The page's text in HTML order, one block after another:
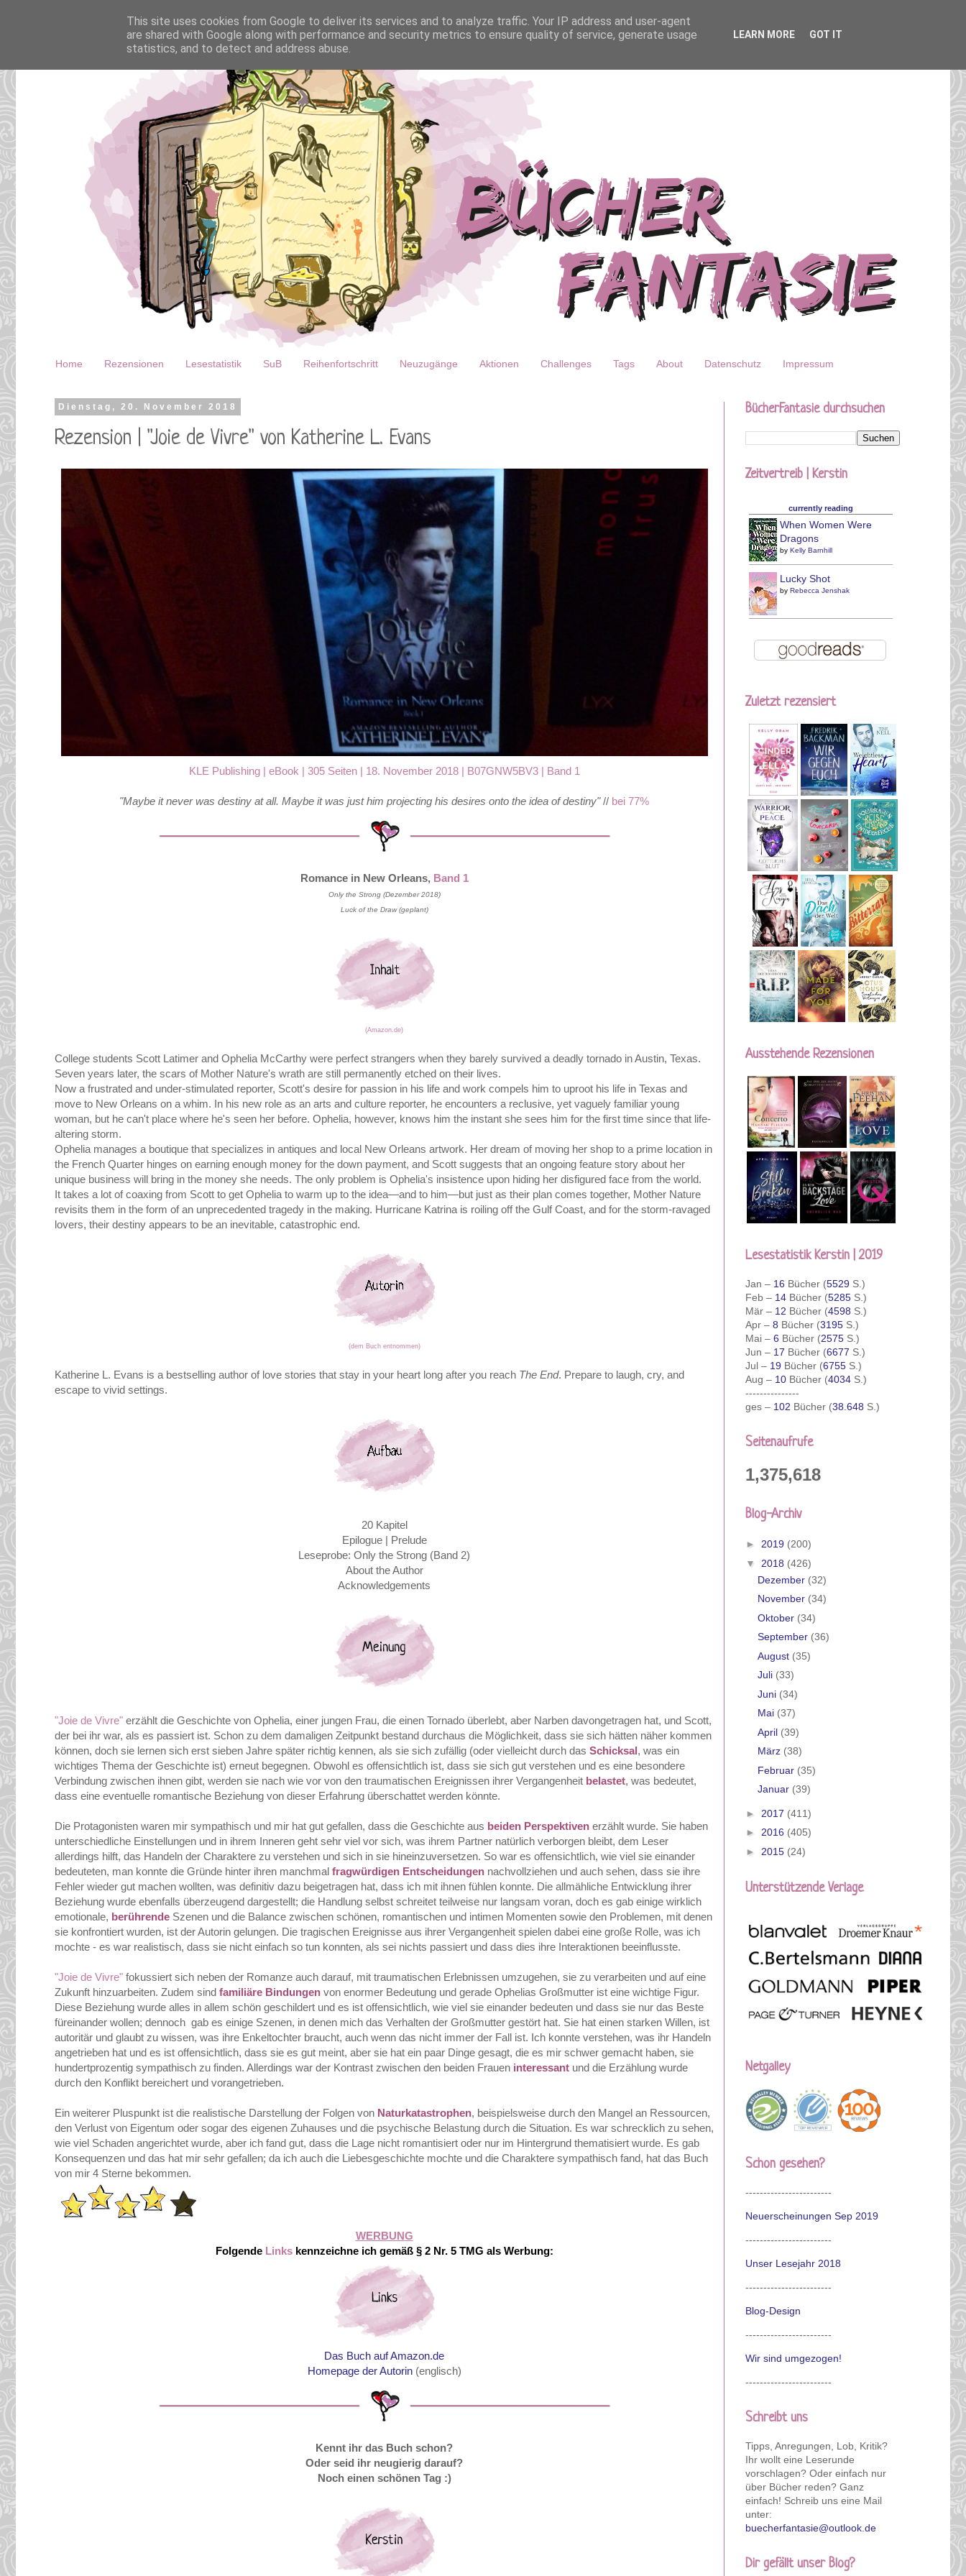
Home Rezensionen Lesestatistik SuB Reihenfortschritt Neuzugänge Aktionen Challenges Tags About Datenschutz Impressum
Dienstag, 20. November 2018
Rezension | "Joie de Vivre" von Katherine L. Evans
KLE Publishing | eBook | 305 Seiten| 18. November 2018 | B07GNW5BV3 | Band 1
"Maybe it never was destiny at all. Maybe it was just him projecting his desires onto the idea of destiny"// bei 77%
Romance in New Orleans, Band 1
Only the Strong (Dezember 2018)
Luck of the Draw (geplant)
(Amazon.de)
College students Scott Latimer and Ophelia McCarthy were perfect strangers when they barely survived a deadly tornado in Austin, Texas.
Seven years later, the scars of Mother Nature's wrath are still permanently etched on their lives.
Now a frustrated and under-stimulated reporter, Scott's desire for passion in his life and work compels him to uproot his life in Texas and
move to New Orleans on a whim. In his new role as an arts and culture reporter, he encounters a reclusive, yet vaguely familiar young
woman, but he can't place where he's seen her before. Ophelia, however, knows him the instant she sees him for the first time since that life-
altering storm.
Ophelia manages a boutique that specializes in antiques and local New Orleans artwork. Her dream of moving her shop to a prime location in
the French Quarter hinges on earning enough money for the down payment, and Scott suggests that an ongoing feature story about her
unique business will bring in the money she needs. The only problem is Ophelia's insistence upon hiding her disfigured face from the world.
It takes a lot of coaxing from Scott to get Ophelia to warm up to the idea—and to him—but just as their plan comes together, Mother Nature
revisits them in the form of an unprecedented tragedy in the making. Hurricane Katrina is roiling off the Gulf Coast, and for the storm-ravaged
lovers, their destiny appears to be an inevitable, catastrophic end.
(dem Buch entnommen)
Katherine L. Evans is a bestselling author of love stories that stay in your heart long after you reach The End. Prepare to laugh, cry, and
escape to vivid settings.
20 Kapitel
Epilogue | Prelude
Leseprobe: Only the Strong (Band 2)
About the Author
Acknowledgements
"Joie de Vivre" erzählt die Geschichte von Ophelia, einer jungen Frau, die einen Tornado überlebt, aber Narben davongetragen hat, und Scott,
der bei ihr war, als es passiert ist. Schon zu dem damaligen Zeitpunkt bestand durchaus die Möglichkeit, dass sie sich hätten näher kommen
können, doch sie lernen sich erst sieben Jahre später richtig kennen, als sie sich zufällig (oder vielleicht durch das Schicksal, was ein
wichtiges Thema der Geschichte ist) erneut begegnen. Obwohl es offensichtlich ist, dass sie sich gut verstehen und es eine besondere
Verbindung zwischen ihnen gibt, werden sie nach wie vor von den traumatischen Ereignissen ihrer Vergangenheit belastet, was bedeutet,
dass eine eventuelle romantische Beziehung von dieser Erfahrung überschattet werden könnte.
Die Protagonisten waren mir sympathisch und mir hat gut gefallen, dass die Geschichte aus beiden Perspektiven erzählt wurde. Sie haben
unterschiedliche Einstellungen und in ihrem Inneren geht sehr viel vor sich, was ihrem Partner natürlich verborgen bleibt, dem Leser
allerdings hilft, das Handeln der Charaktere zu verstehen und sich in sie hineinzuversetzen. So war es offensichtlich, wie viel sie einander
bedeuteten, man konnte die Gründe hinter ihren manchmal fragwürdigen Entscheidungen nachvollziehen und auch sehen, dass sie ihre
Fehler wieder gut machen wollten, was definitiv dazu beigetragen hat, dass ich mit ihnen fühlen konnte. Die allmähliche Entwicklung ihrer
Beziehung wurde ebenfalls überzeugend dargestellt; die Handlung selbst schreitet teilweise nur langsam voran, doch es gab einige wirklich
emotionale, berührende Szenen und die Balance zwischen schönen, romantischen und intimen Momenten sowie den Problemen, mit denen
sie konfrontiert wurden, ist der Autorin gelungen. Die tragischen Ereignisse aus ihrer Vergangenheit spielen dabei eine große Rolle, was ich
mochte - es war realistisch, dass sie nicht einfach so tun konnten, als sei nichts passiert und dass dies ihre Interaktionen beeinflusste.
"Joie de Vivre" fokussiert sich neben der Romanze auch darauf, mit traumatischen Erlebnissen umzugehen, sie zu verarbeiten und auf eine
Zukunft hinzuarbeiten. Zudem sind familiäre Bindungen von enormer Bedeutung und gerade Ophelias Großmutter ist eine wichtige Figur.
Diese Beziehung wurde alles in allem schön geschildert und es ist offensichtlich, wie viel sie einander bedeuten und dass sie nur das Beste
füreinander wollen; dennoch gab es einige Szenen, in denen mich das Verhalten der Großmutter gestört hat. Sie hat einen starken Willen, ist
autoritär und glaubt zu wissen, was ihre Enkeltochter braucht, auch wenn das nicht immer der Fall ist. Ich konnte verstehen, was ihr Handeln
angetrieben hat und es ist offensichtlich, dass sie es gut meint, aber sie hat ein paar Dinge gesagt, die es mir schwer gemacht haben, sie
hundertprozentig sympathisch zu finden. Allerdings war der Kontrast zwischen den beiden Frauen interessant und die Erzählung wurde
durch den Konflikt bereichert und vorangetrieben.
Ein weiterer Pluspunkt ist die realistische Darstellung der Folgen von Naturkatastrophen, beispielsweise durch den Mangel an Ressourcen,
den Verlust von Eigentum oder sogar des eigenen Zuhauses und die psychische Belastung durch die Situation. Es war schrecklich zu sehen,
wie viel Schaden angerichtet wurde, aber ich fand gut, dass die Lage nicht romantisiert oder nur im Hintergrund thematisiert wurde. Es gab
Konsequenzen und das hat mir sehr gefallen; da ich auch die Liebesgeschichte mochte und die Charaktere sympathisch fand, hat das Buch
von mir 4 Sterne bekommen.
WERBUNG
Folgende Links kennzeichne ich gemäß § 2 Nr. 5 TMG als Werbung:
Das Buch auf Amazon.de
Homepage der Autorin(englisch)
Kennt ihr das Buch schon?
Oder seid ihr neugierig darauf?
Noch einen schönen Tag :)
BücherFantasie durchsuchen
Zeitvertreib | Kerstin
currently reading
When Women Were
Dragons
by Kelly Barnhill
Lucky Shot
by Rebecca Jenshak
Zuletzt rezensiert
Ausstehende Rezensionen
Lesestatistik Kerstin | 2019
Jan – 16 Bücher (5529 S.)
Feb – 14 Bücher (5285 S.)
Mär – 12 Bücher (4598 S.)
Apr – 8 Bücher (3195 S.)
Mai – 6 Bücher (2575 S.)
Jun – 17 Bücher (6677 S.)
Jul – 19 Bücher (6755 S.)
Aug – 10 Bücher (4034 S.)
---------------
ges – 102 Bücher (38.648 S.)
Seitenaufrufe
1,375,618
Blog-Archiv
► 2019 (200)
▼ 2018 (426)
Dezember (32)
November (34)
Oktober (34)
September (36)
August (35)
Juli (33)
Juni (34)
Mai (37)
April (39)
März (38)
Februar (35)
Januar (39)
► 2017 (411)
► 2016 (405)
► 2015 (24)
Unterstützende Verlage
Netgalley
Schon gesehen?
------------------------
Neuerscheinungen Sep 2019
------------------------
Unser Lesejahr 2018
------------------------
Blog-Design
------------------------
Wir sind umgezogen!
------------------------
Schreibt uns
Tipps, Anregungen, Lob, Kritik?
Ihr wollt eine Leserunde
vorschlagen? Oder einfach nur
über Bücher reden? Ganz
einfach! Schreib uns eine Mail
unter:
buecherfantasie@outlook.de
Dir gefällt unser Blog?
This site uses cookies from Google to deliver its services and to analyze traffic. Your IP address and user-agent
are shared with Google along with performance and security metrics to ensure quality of service, generate usage
statistics, and to detect and address abuse.
LEARN MORE GOT IT